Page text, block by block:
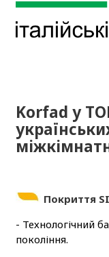
Korfad у
Покриття
- Технологічний
покоління.